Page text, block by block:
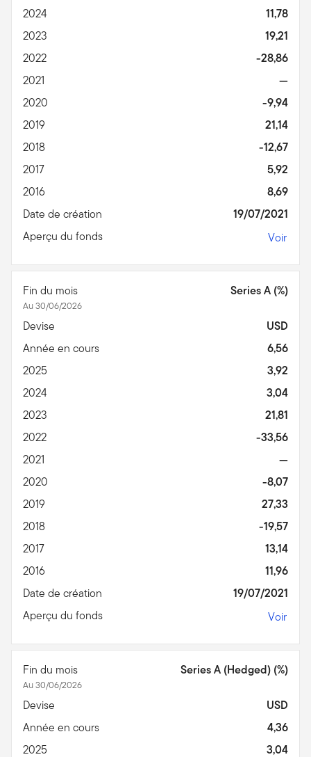
2024
11,78
2023
19,21
2022
-28,86
2021
—
2020
-9,94
2019
21,14
2018
-12,67
2017
5,92
2016
8,69
Date de création
19/07/2021
Aperçu du fonds
Voir
Fin du mois
Au 30/06/2026
Series A (%)
Devise
USD
Année en cours
6,56
2025
3,92
2024
3,04
2023
21,81
2022
-33,56
2021
—
2020
-8,07
2019
27,33
2018
-19,57
2017
13,14
2016
11,96
Date de création
19/07/2021
Aperçu du fonds
Voir
Fin du mois
Au 30/06/2026
Series A (Hedged) (%)
Devise
USD
Année en cours
4,36
2025
3,04